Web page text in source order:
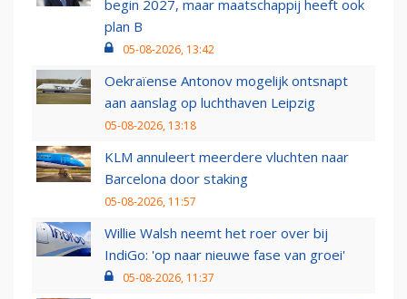
begin 2027, maar maatschappij heeft ook
plan B
05-08-2026, 13:42
Oekraïense Antonov mogelijk ontsnapt
aan aanslag op luchthaven Leipzig
05-08-2026, 13:18
KLM annuleert meerdere vluchten naar
Barcelona door staking
05-08-2026, 11:57
Willie Walsh neemt het roer over bij
IndiGo: 'op naar nieuwe fase van groei'
05-08-2026, 11:37